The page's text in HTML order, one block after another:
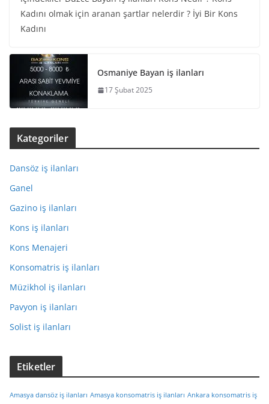
Kadını olmak için aranan şartlar nelerdir ? İyi Bir Kons
Kadını
Osmaniye Bayan iş ilanları
17 Şubat 2025
Kategoriler
Dansöz iş ilanları
Ganel
Gazino iş ilanları
Kons iş ilanları
Kons Menajeri
Konsomatris iş ilanları
Müzikhol iş ilanları
Pavyon iş ilanları
Solist iş ilanları
Etiketler
Amasya dansöz iş ilanları Amasya konsomatris iş ilanları Ankara konsomatris iş